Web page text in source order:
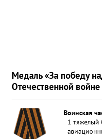
Медаль «За победу
Отечественной
Воинская
1